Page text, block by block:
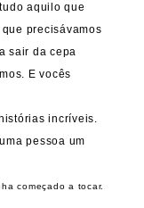
aquilo que
precisávamos
sair da cepa
E vocês
incríveis.
pessoa um
começado a tocar.